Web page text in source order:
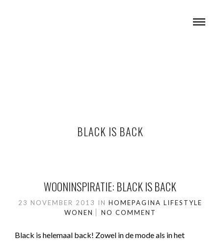
BLACK IS BACK
WOONINSPIRATIE: BLACK IS BACK
23 NOVEMBER 2013 IN HOMEPAGINA LIFESTYLE
WONEN
NO COMMENT
Black is helemaal back! Zowel in de mode als in het